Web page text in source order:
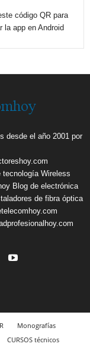
código QR para
la app en Android
desde el año 2001 por
tecnología Wireless
Blog de electrónica
de fibra óptica
Monografías
CURSOS técnicos